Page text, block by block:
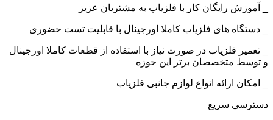
_ آموزش رایگان کار با فلزیاب به مشتریان عزیز
_ دستگاه های فلزیاب کاملا اورجینال با قابلیت تست حضوری
_ تعمیر فلزیاب در صورت نیاز با استفاده از قطعات کاملا اورجینال
و توسط متخصصان برتر این حوزه
_ امکان ارائه انواع لوازم جانبی فلزیاب
دسترسی سریع